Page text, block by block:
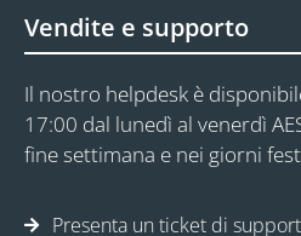
Vendite e supporto
Il nostro helpdesk è
17:00 dal lunedì al venerdì
fine settimana e nei giorni
Presenta un ticket di